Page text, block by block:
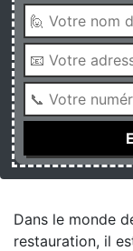
Dans le monde
restauration, il